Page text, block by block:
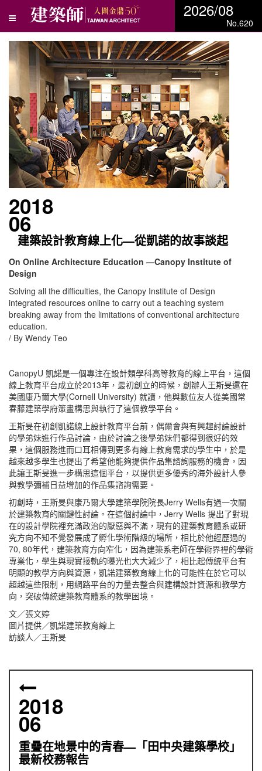
2026/08
No.620
2018
06
建築設計教育線上化—從凱諾的故事談起
On Online Architecture Education —Canopy Institute of
Design
Solving all the difficulties, the Canopy Institute of Design
integrated resources online to carry out a teaching system
breaking away from the limitations of conventional architecture
education.
/ By Wendy Teo
CanopyU 凱諾是一個專注在設計類學科高等教育的線上平台，這個
線上教育平台成立於2013年，最初創立的時候，創辦人王斯旻還在
美國康乃爾大學(Cornell University) 就讀，他與數位友人從美國常
春藤建築學府策畫構思與執行了這個教學平台。
王斯旻在初創凱諾線上設計教育平台前，偶爾會與有興趣討論設計
的學弟妹進行作品討論，由於討論之後學弟妹們都得到很好的效
果，這個服務進而口耳相傳到更多有線上教育需求的學生中，於是
越來越多學生也提出了希望他能夠提供作品集諮詢服務的機會，因
此讓王斯旻進一步構思這個平台，以提供更多優秀的海外設計人參
與教學彌補日益增加的作品集諮詢需要。
初創時，王斯旻與康乃爾大學建築學院院長Jerry Wells有過一次關
於建築教育的關鍵性討論。在這個討論中，Jerry Wells 提出了對現
在的設計學院裡充滿政治的厭惡與不滿，現有的建築教育體系或研
究方向不知不覺發展成了孵化學術階級的場所，相比於他經歷過的
70, 80年代，建築教育方向窄化，因為建築系老師在學術界裡的學術
專業化，學生與現實接軌的曝光也大大減少了，相比起傳統平台有
明顯的教學方向與資源，凱諾建築教育線上化的可能性在於它可以
超越這些限制，用網路平台的力量去整合與建構設計資源和教學方
向，突破傳統建築教育體系的教學困境。
文／張文婷
圖片提供／凱諾建築教育線上
訪談人／王斯旻
2018
06
重疊在地景中的青春—「田中央建築學校」
最新校務報告